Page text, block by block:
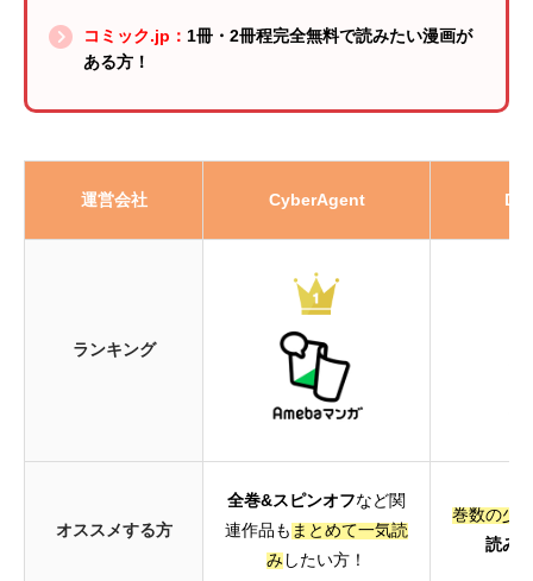
コミック.jp： 1冊・2冊程完全無料で読みたい漫画が
ある方！
運営会社 CyberAgent
ランキング
オススメする方
全巻&スピンオフなど関
連作品も まとめて一気読
みしたい方！
巻数の少
読み